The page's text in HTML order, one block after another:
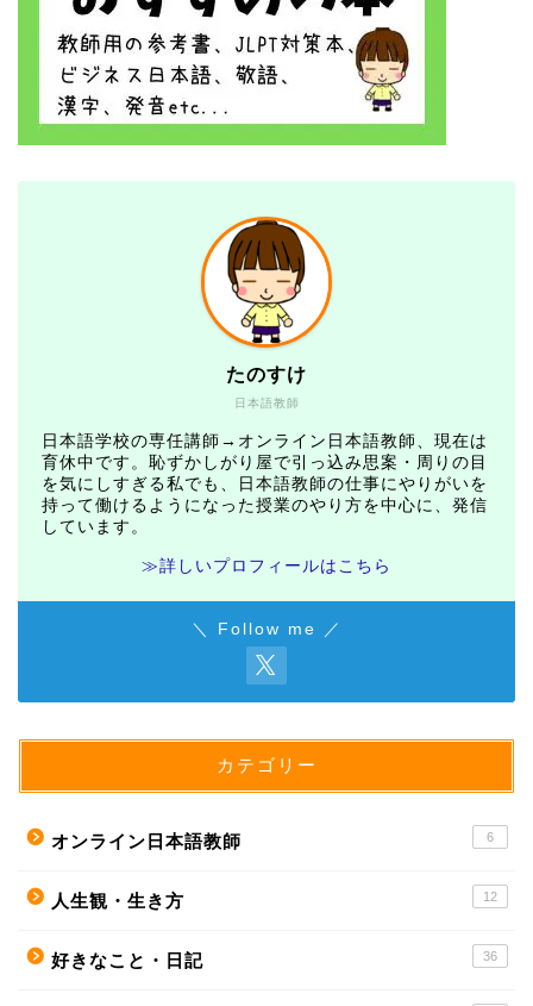
日本語教師
たのすけ
日本語学校の専任講師→オンライン日本語教師、現在は
育休中です。恥ずかしがり屋で引っ込み思案・周りの目
を気にしすぎる私でも、日本語教師の仕事にやりがいを
持って働けるようになった授業のやり方を中心に、発信
しています。
≫詳しいプロフィールはこちら
＼ Follow me ／
カテゴリー
オンライン日本語教師 6
人生観・生き方 12
好きなこと・日記 36